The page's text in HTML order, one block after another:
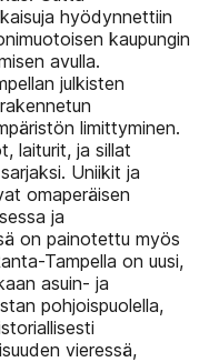
hyödynnettiin
kaupungin
avulla.
julkisten
limittyminen.
laiturit, ja sillat
Uniikit ja
omaperäisen
ja
on painotettu myös
Tampella on uusi,
asuin- ja
pohjoispuolella,
vieressä,